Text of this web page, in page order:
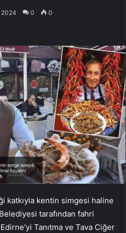
2024 0 0
katkıyla kentin simgesi haline
tarafından fahri
Tanıtma ve Tava Ciğer